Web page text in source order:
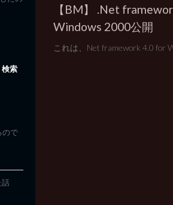
【BM】 .Net
Windows 2000公開
これは、Net framework 4.0 for
ので
話